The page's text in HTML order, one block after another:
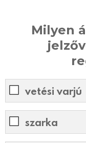
Milyen
vetési varjú
szarka